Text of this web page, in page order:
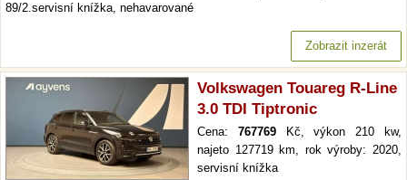
89/2.servisní knížka, nehavarované
Zobrazit inzerát
Volkswagen Touareg R-Line
3.0 TDI Tiptronic
Cena: 767769Kč, výkon 210 kw,
najeto 127719 km, rok výroby: 2020,
servisní knížka